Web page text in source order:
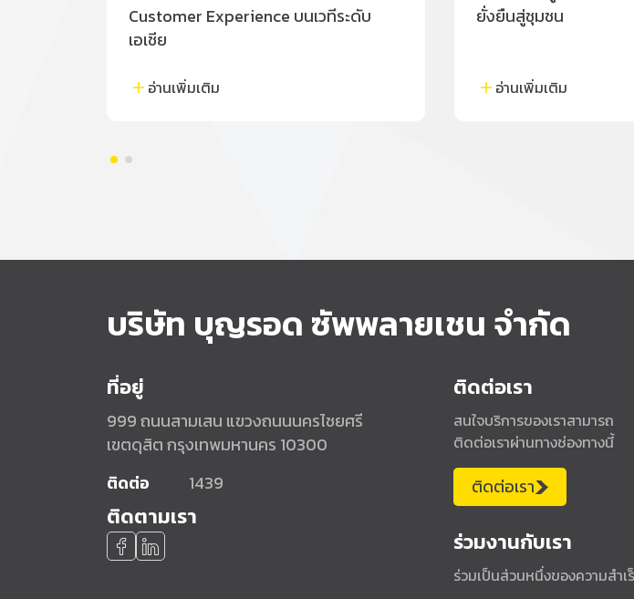
Customer Experience บนเวทีระดับ
เอเชีย
อ่านเพิ่มเติม
ยั่งยืนสู่ชุมชน
อ่านเพิ่มเติม
บริษัท บุญรอด ซัพพลายเชน จำกัด
ที่อยู่
999 ถนนสามเสน แขวงถนนนครไชยศรี
เขตดุสิต กรุงเทพมหานคร 10300
ติดต่อ
1439
ติดตามเรา
ติดต่อเรา
สนใจบริการของเราสามารถ
ติดต่อเราผ่านทางช่องทางนี้
ติดต่อเรา
ร่วมงานกับเรา
ร่วมเป็นส่วนหนึ่งของความสำ